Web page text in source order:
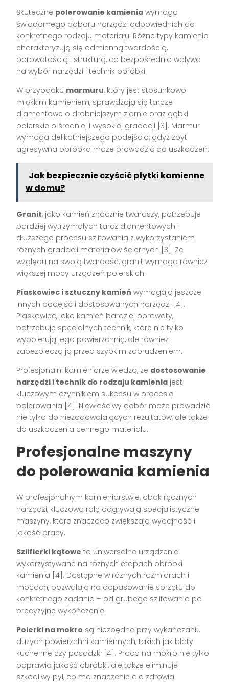
Skuteczne polerowanie kamienia wymaga
świadomego doboru narzędzi odpowiednich do
konkretnego rodzaju materiału. Różne typy kamienia
charakteryzują się odmienną twardością,
porowatością i strukturą, co bezpośrednio wpływa
na wybór narzędzi i technik obróbki.
W przypadku marmuru, który jest stosunkowo
miękkim kamieniem, sprawdzają się tarcze
diamentowe o drobniejszym ziarnie oraz gąbki
polerskie o średniej i wysokiej gradacji [3]. Marmur
wymaga delikatniejszego podejścia, gdyż zbyt
agresywna obróbka może prowadzić do uszkodzeń.
Jak bezpiecznie czyścić płytki kamienne
w domu?
Granit, jako kamień znacznie twardszy, potrzebuje
bardziej wytrzymałych tarcz diamentowych i
dłuższego procesu szlifowania z wykorzystaniem
różnych gradacji materiałów ściernych [3]. Ze
względu na swoją twardość, granit wymaga również
większej mocy urządzeń polerskich.
Piaskowiec i sztuczny kamień wymagają jeszcze
innych podejść i dostosowanych narzędzi [4].
Piaskowiec, jako kamień bardziej porowaty,
potrzebuje specjalnych technik, które nie tylko
wypolerują jego powierzchnię, ale również
zabezpieczą ją przed szybkim zabrudzeniem.
Profesjonalni kamieniarze wiedzą, że dostosowanie
narzędzi i technik do rodzaju kamienia jest
kluczowym czynnikiem sukcesu w procesie
polerowania [4]. Niewłaściwy dobór może prowadzić
nie tylko do niezadowalających rezultatów, ale także
do uszkodzenia cennego materiału.
Profesjonalne maszyny
do polerowania kamienia
W profesjonalnym kamieniarstwie, obok ręcznych
narzędzi, kluczową rolę odgrywają specjalistyczne
maszyny, które znacząco zwiększają wydajność i
jakość pracy.
Szlifierki kątowe to uniwersalne urządzenia
wykorzystywane na różnych etapach obróbki
kamienia [4]. Dostępne w różnych rozmiarach i
mocach, pozwalają na dopasowanie sprzętu do
konkretnego zadania – od grubego szlifowania po
precyzyjne wykończenie.
Polerki na mokro są niezbędne przy wykańczaniu
dużych powierzchni kamiennych, takich jak blaty
kuchenne czy posadzki [4]. Praca na mokro nie tylko
poprawia jakość obróbki, ale także eliminuje
szkodliwy pył, co ma znaczenie dla zdrowia